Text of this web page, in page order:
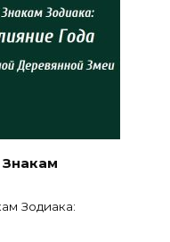
Знакам
Зодиака: